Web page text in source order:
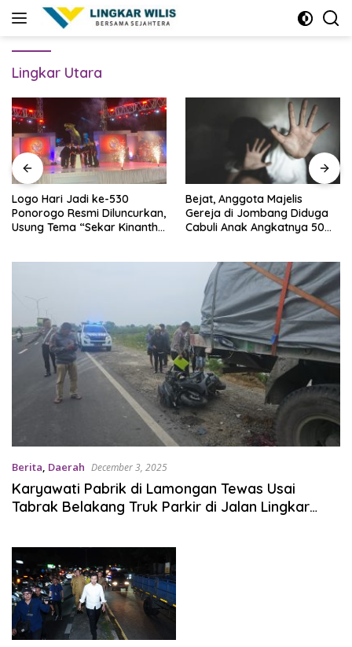
Lingkar Utara
Logo Hari Jadi ke-530
Ponorogo Resmi Diluncurkan,
Usung Tema “Sekar Kinanthi,
Bejat, Anggota Majelis
Gereja di Jombang Diduga
Cabuli Anak Angkatnya 50
Berita, Daerah December 3, 2025
Karyawati Pabrik di Lamongan Tewas Usai
Tabrak Belakang Truk Parkir di Jalan Lingkar